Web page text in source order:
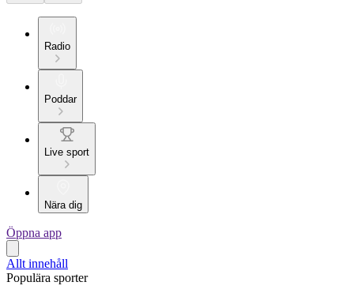
Radio
Poddar
Live sport
Nära dig
Öppna app
Allt innehåll
Populära sporter